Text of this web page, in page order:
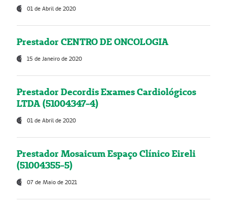
01 de Abril de 2020
Prestador CENTRO DE ONCOLOGIA
15 de Janeiro de 2020
Prestador Decordis Exames Cardiológicos
LTDA (51004347-4)
01 de Abril de 2020
Prestador Mosaicum Espaço Clínico Eireli
(51004355-5)
07 de Maio de 2021